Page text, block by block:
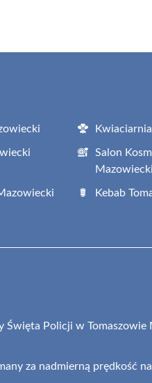
Salon
Mazowiecki
Kebab
Święta Policji w Tomaszowie
za nadmierną prędkość